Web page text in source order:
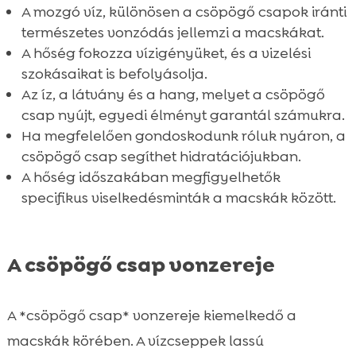
 Bill nedvestáp: Hypoallergén választás a
válogatós macskák számára

Purrfect Life macskaalom: Természetes és
hatékony megoldás
 Hogyan tartsuk a macskánkat hidratáltan
a forró nyári napokon?
A csöpögő csap és a nyár kapcsolata
 Összefoglaló
 FAQ
A mozgó víz, különösen a csöpögő csapok iránti
természetes vonzódás jellemzi a macskákat.
A hőség fokozza vízigényüket, és a vizelési
szokásaikat is befolyásolja.
Az íz, a látvány és a hang, melyet a csöpögő
csap nyújt, egyedi élményt garantál számukra.
Ha megfelelően gondoskodunk róluk nyáron, a
csöpögő csap segíthet hidratációjukban.
A hőség időszakában megfigyelhetők
specifikus viselkedésminták a macskák között.
A csöpögő csap vonzereje
A *csöpögő csap* vonzereje kiemelkedő a
macskák körében. A vízcseppek lassú